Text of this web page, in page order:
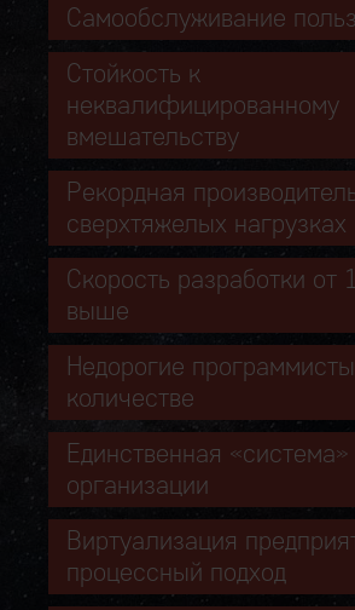
Самообслуживание
Стойкость к
неквалифицированному
вмешательству
Рекордная
сверхтяжелых нагрузках
Скорость разработки от
выше
Недорогие
количестве
Единственная «система»
организации
Виртуализация
процессный подход